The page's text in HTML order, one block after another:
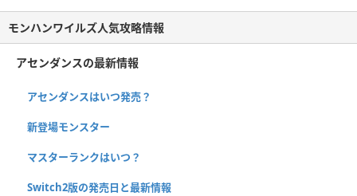
モンハンワイルズ人気攻略情報
アセンダンスの最新情報
アセンダンスはいつ発売？
新登場モンスター
マスターランクはいつ？
Switch2版の発売日と最新情報